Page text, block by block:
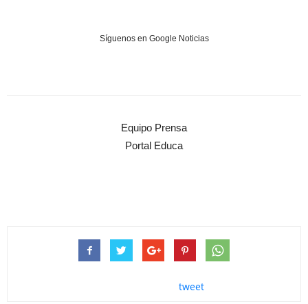
Síguenos en Google Noticias
Equipo Prensa
Portal Educa
tweet